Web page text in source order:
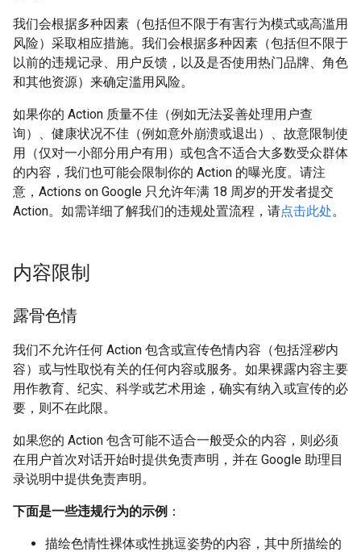
我们会根据多种因素（包括但不限于有害行为模式或高滥用
风险）采取相应措施。我们会根据多种因素（包括但不限于
以前的违规记录、用户反馈，以及是否使用热门品牌、角色
和其他资源）来确定滥用风险。
如果你的 Action 质量不佳（例如无法妥善处理用户查
询）、健康状况不佳（例如意外崩溃或退出）、故意限制使
用（仅对一小部分用户有用）或包含不适合大多数受众群体
的内容，我们也可能会限制你的 Action 的曝光度。请注
意，Actions on Google 只允许年满 18 周岁的开发者提交
Action。如需详细了解我们的违规处置流程，请点击此处。
内容限制
露骨色情
我们不允许任何 Action 包含或宣传色情内容（包括淫秽内
容）或与性取悦有关的任何内容或服务。如果裸露内容主要
用作教育、纪实、科学或艺术用途，确实有纳入或宣传的必
要，则不在此限。
如果您的 Action 包含可能不适合一般受众的内容，则必须
在用户首次对话开始时提供免责声明，并在 Google 助理目
录说明中提供免责声明。
下面是一些违规行为的示例 ：
描绘色情性裸体或性挑逗姿势的内容，其中所描绘的